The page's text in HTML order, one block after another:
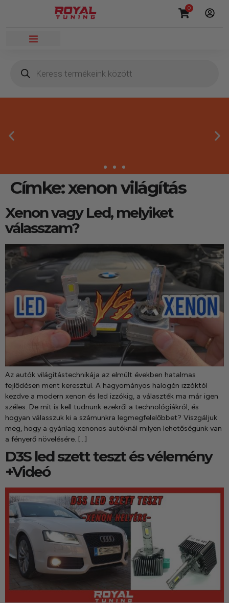
0
Megbízható termékek
Kínálatunkban kizárólag olyan termékek
szerepelnek, amelyekben mi is bízunk.
Címke:xenon világítás
Xenon vagy Led, melyiket
válasszam?
Az autók világítástechnikája az elmúlt években hatalmas
fejlődésen ment keresztül. A hagyományos halogén izzóktól
kezdve a modern xenon és led izzókig, a választék ma már igen
széles. De mit is kell tudnunk ezekről a technológiákról, és
hogyan válasszuk ki a számunkra legmegfelelőbbet? Viszgáljuk
meg, hogy a gyárilag xenonos autóknál milyen lehetőségünk van
a fényerő növelésére. […]
D3S led szett teszt és vélemény
+Videó